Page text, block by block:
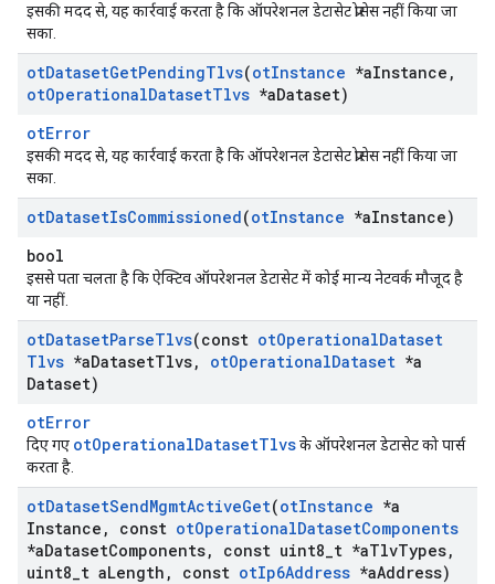
इसकी मदद से, यह कार्रवाई करता है कि ऑपरेशनल डेटासेट प्रोसेस नहीं किया जा
सका.
otDatasetGetPendingTlvs(otInstance *aInstance ,
otOperationalDatasetTlvs *aDataset)
otError
इसकी मदद से, यह कार्रवाई करता है कि ऑपरेशनल डेटासेट प्रोसेस नहीं किया जा
सका.
otDatasetIsCommissioned(otInstance *aInstance)
bool
इससे पता चलता है कि ऐक्टिव ऑपरेशनल डेटासेट में कोई मान्य नेटवर्क मौजूद है
या नहीं.
otDatasetParseTlvs(const otOperationalDataset
Tlvs *aDatasetTlvs, otOperationalDataset *a
Dataset)
otError
दिए गए otOperationalDatasetTlvsके ऑपरेशनल डेटासेट को पार्स
करता है.
otDatasetSendMgmtActiveGet(otInstance *a
Instance , const otOperationalDatasetComponents
*aDatasetComponents, const uint8 t *aTlvTypes,
uint8 t aLength , const otIp6Address *aAddress)